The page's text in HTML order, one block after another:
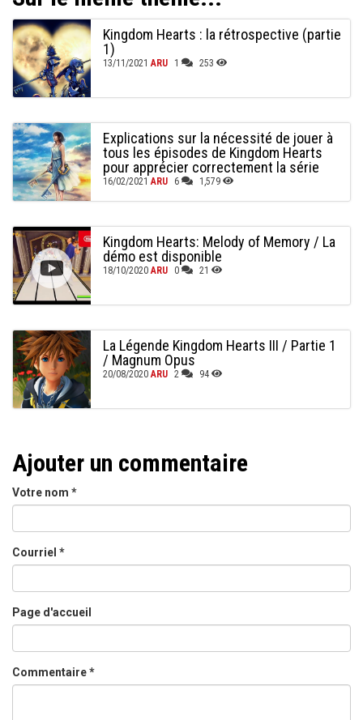
Kingdom Hearts : la rétrospective (partie
1)
13/11/2021ARU 1 253
Explications sur la nécessité de jouer à
tous les épisodes de Kingdom Hearts
pour apprécier correctement la série
16/02/2021ARU 6 1,579
Kingdom Hearts: Melody of Memory / La
démo est disponible
18/10/2020ARU 0 21
La Légende Kingdom Hearts III / Partie 1
/ Magnum Opus
20/08/2020ARU 2 94
Ajouter un commentaire
Votre nom *
Courriel *
Page d'accueil
Commentaire*